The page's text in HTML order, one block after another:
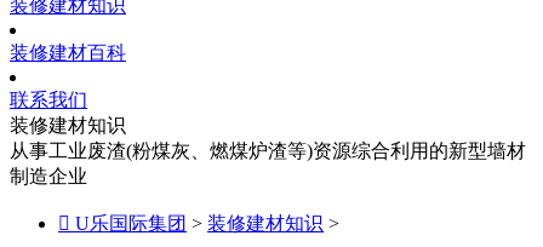
装修建材知识
装修建材百科
联系我们
装修建材知识
从事工业废渣(粉煤灰、燃煤炉渣等)资源综合利用的新型墙材
制造企业
 U乐国际集团 > 装修建材知识 >